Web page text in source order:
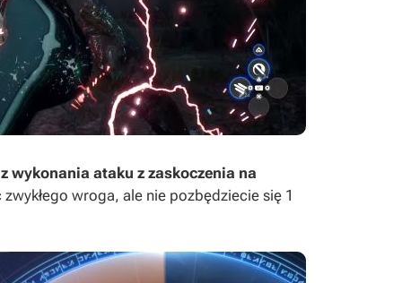
wykonania ataku z zaskoczenia na
wroga, ale nie pozbędziecie się 1